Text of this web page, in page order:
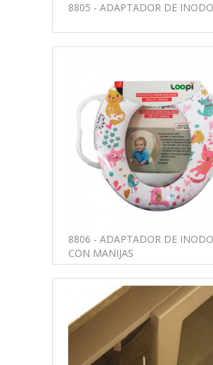
8805 - ADAPTADOR DE
8806 - ADAPTADOR DE
CON MANIJAS